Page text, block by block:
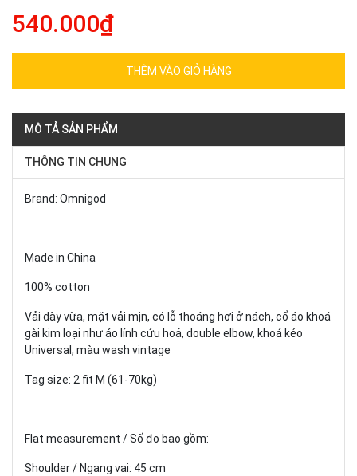
540.000₫
THÊM VÀO GIỎ HÀNG
MÔ TẢ SẢN PHẨM
THÔNG TIN CHUNG
Brand: Omnigod
Made in China
100% cotton
Vải dày vừa, mặt vải mịn, có lỗ thoáng hơi ở nách, cổ áo khoá
gài kim loại như áo lính cứu hoả, double elbow, khoá kéo
Universal, màu wash vintage
Tag size: 2 fit M (61-70kg)
Flat measurement / Số đo bao gồm:
Shoulder / Ngang vai: 45 cm